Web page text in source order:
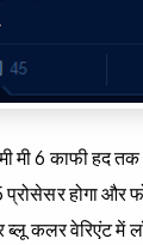
मी 6 काफी हद
होगा और
कलर वेरिएंट में